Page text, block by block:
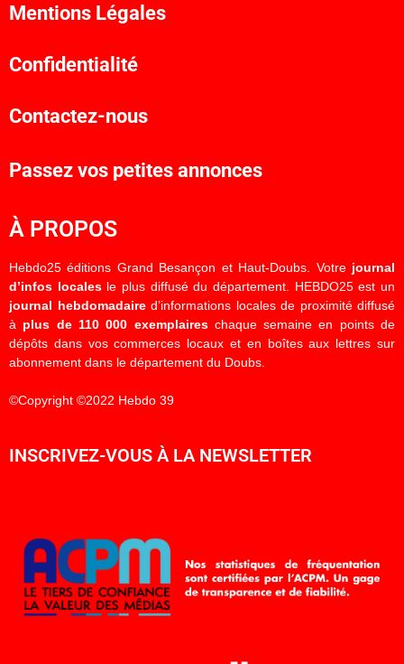
Mentions Légales
Confidentialité
Contactez-nous
Passez vos petites annonces
À PROPOS
Hebdo25 éditions Grand Besançon et Haut-Doubs. Votre journal
d’infos localesle plus diffusé du département. HEBDO25 est un
journal hebdomadaired’informations locales de proximité diffusé
à plus de 110 000 exemplaireschaque semaine en points de
dépôts dans vos commerces locaux et en boîtes aux lettres sur
abonnement dans le département du Doubs.
©Copyright ©2022 Hebdo 39
INSCRIVEZ-VOUS À LA NEWSLETTER